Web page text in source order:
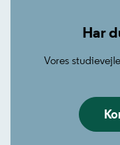
Har
Vores